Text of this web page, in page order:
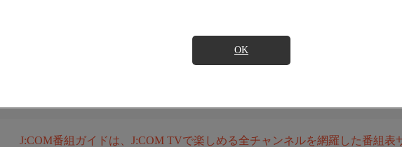
OK
J:COM番組ガイドは、J:COM TVで楽しめる全チャンネルを網羅した番組表